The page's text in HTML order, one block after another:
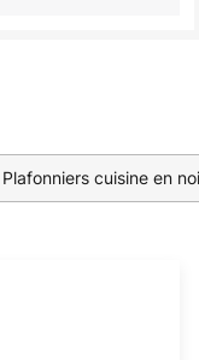
Plafonniers cuisine en